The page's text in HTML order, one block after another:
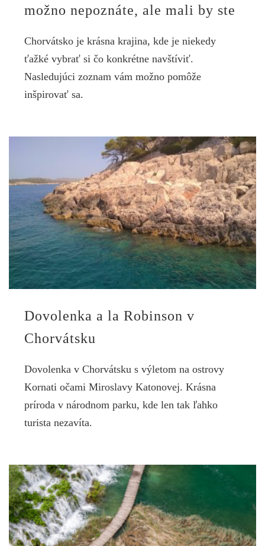
možno nepoznáte, ale mali by ste
Chorvátsko je krásna krajina, kde je niekedy
ťažké vybrať si čo konkrétne navštíviť.
Nasledujúci zoznam vám možno pomôže
inšpirovať sa.
Dovolenka a la Robinson v
Chorvátsku
Dovolenka v Chorvátsku s výletom na ostrovy
Kornati očami Miroslavy Katonovej. Krásna
príroda v národnom parku, kde len tak ľahko
turista nezavíta.